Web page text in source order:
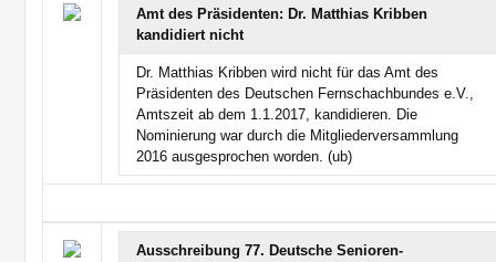
Amt des Präsidenten: Dr. Matthias Kribben
kandidiert nicht
Dr. Matthias Kribben wird nicht für das Amt des
Präsidenten des Deutschen Fernschachbundes e.V.,
Amtszeit ab dem 1.1.2017, kandidieren. Die
Nominierung war durch die Mitgliederversammlung
2016 ausgesprochen worden. (ub)
Ausschreibung 77. Deutsche Senioren-